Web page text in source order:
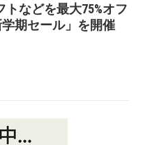
トなどを最大75%オフ
学期セール」を開催